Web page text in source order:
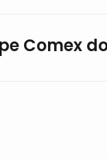
Comex